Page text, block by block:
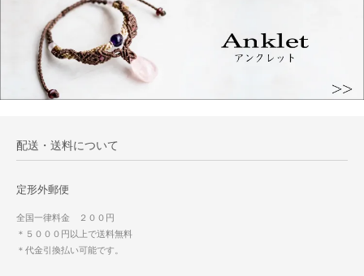
配送・送料について
定形外郵便
全国一律料金 ２００円
＊５０００円以上で送料無料
＊代金引換払い可能です。